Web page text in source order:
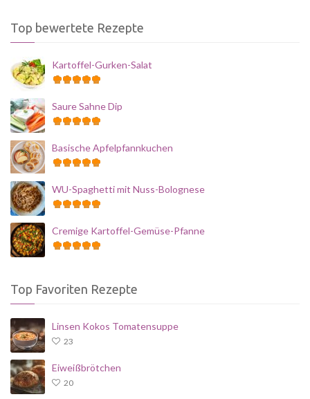
Top bewertete Rezepte
Kartoffel-Gurken-Salat
Saure Sahne Dip
Basische Apfelpfannkuchen
WU-Spaghetti mit Nuss-Bolognese
Cremige Kartoffel-Gemüse-Pfanne
Top Favoriten Rezepte
Linsen Kokos Tomatensuppe
23
Eiweißbrötchen
20